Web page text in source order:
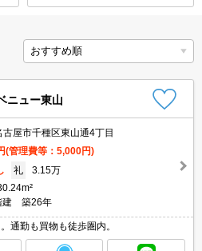
不動産会社から
TOP
ニュー東山
古屋市千種区東山通4丁目
(管理費等：5,000円)
礼
3.15万
建 築26年
通勤も買物も徒歩圏内。